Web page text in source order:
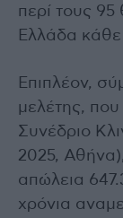
περί τους
Ελλάδα
Επιπλέον,
μελέτης,
Συνέδριο
2025, Αθήνα),
απώλεια
χρόνια